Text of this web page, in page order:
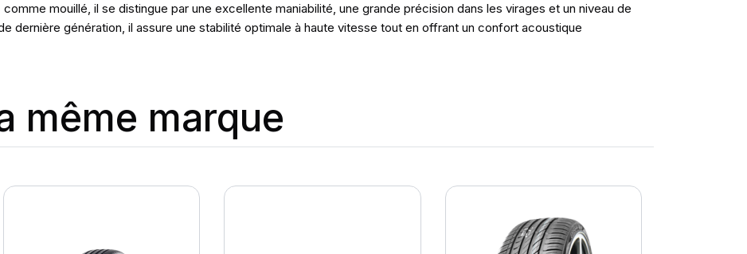
mouillé, il se distingue par une excellente maniabilité, une grande précision dans les virages et un niveau de
dernière génération, il assure une stabilité optimale à haute vitesse tout en offrant un confort acoustique
même marque